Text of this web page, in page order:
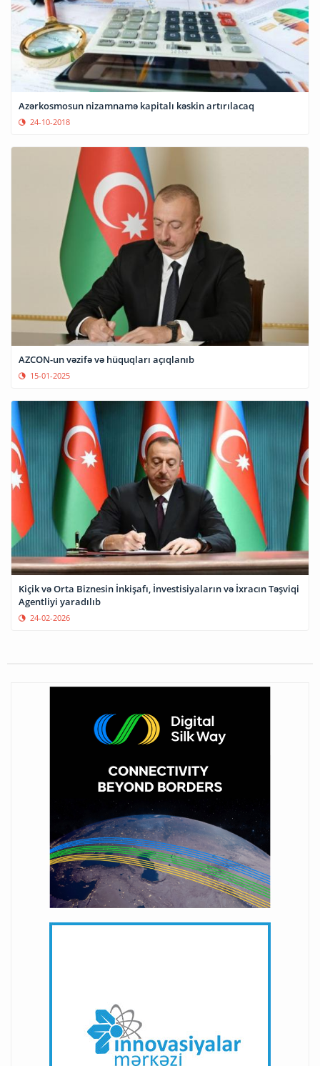
Azərkosmosun nizamnamə kapitalı kəskin artırılacaq
24-10-2018
AZCON-un vəzifə və hüquqları açıqlanıb
15-01-2025
Kiçik və Orta Biznesin İnkişafı, İnvestisiyaların və İxracın Təşviqi
Agentliyi yaradılıb
24-02-2026